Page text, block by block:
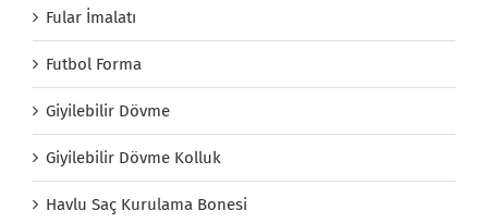
Fular İmalatı
Futbol Forma
Giyilebilir Dövme
Giyilebilir Dövme Kolluk
Havlu Saç Kurulama Bonesi